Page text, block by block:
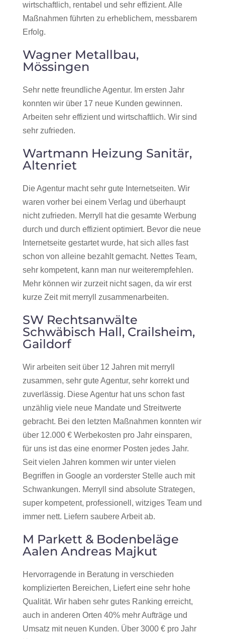
wirtschaftlich, rentabel und sehr effizient. Alle
Maßnahmen führten zu erheblichem, messbarem
Erfolg.
Wagner Metallbau,
Mössingen
Sehr nette freundliche Agentur. Im ersten Jahr
konnten wir über 17 neue Kunden gewinnen.
Arbeiten sehr effizient und wirtschaftlich. Wir sind
sehr zufrieden.
Wartmann Heizung Sanitär,
Altenriet
Die Agentur macht sehr gute Internetseiten. Wir
waren vorher bei einem Verlag und überhaupt
nicht zufrieden. Merryll hat die gesamte Werbung
durch und durch effizient optimiert. Bevor die neue
Internetseite gestartet wurde, hat sich alles fast
schon von alleine bezahlt gemacht. Nettes Team,
sehr kompetent, kann man nur weiterempfehlen.
Mehr können wir zurzeit nicht sagen, da wir erst
kurze Zeit mit merryll zusammenarbeiten.
SW Rechtsanwälte
Schwäbisch Hall, Crailsheim,
Gaildorf
Wir arbeiten seit über 12 Jahren mit merryll
zusammen, sehr gute Agentur, sehr korrekt und
zuverlässig. Diese Agentur hat uns schon fast
unzählig viele neue Mandate und Streitwerte
gebracht. Bei den letzten Maßnahmen konnten wir
über 12.000 € Werbekosten pro Jahr einsparen,
für uns ist das eine enormer Posten jedes Jahr.
Seit vielen Jahren kommen wir unter vielen
Begriffen in Google an vorderster Stelle auch mit
Schwankungen. Merryll sind absolute Strategen,
super kompetent, professionell, witziges Team und
immer nett. Liefern saubere Arbeit ab.
M Parkett & Bodenbeläge
Aalen Andreas Majkut
Hervorragende in Beratung in verschieden
komplizierten Bereichen, Liefert eine sehr hohe
Qualität. Wir haben sehr gutes Ranking erreicht,
auch in anderen Orten 40% mehr Aufträge und
Umsatz mit neuen Kunden. Über 3000 € pro Jahr